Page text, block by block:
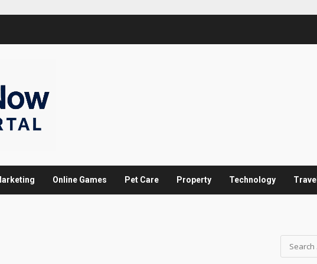
Online Games Pet Care Property Technology Travel
Search
for: